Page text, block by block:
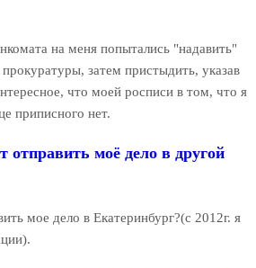
на меня попытались "надавить"
затем пристыдить, указав
что моей росписи в том, что я
приписного нет.
моё дело в другой
мое дело в Екатеринбург?(с 2012г. я